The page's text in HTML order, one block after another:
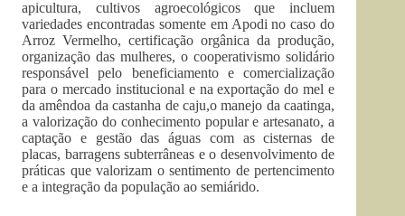
apicultura, cultivos agroecológicos que incluem
variedades encontradas somente em Apodi no caso do
Arroz Vermelho, certificação orgânica da produção,
organização das mulheres, o cooperativismo solidário
responsável pelo beneficiamento e comercialização
para o mercado institucional e na exportação do mel e
da amêndoa da castanha de caju,o manejo da caatinga,
a valorização do conhecimento popular e artesanato, a
captação e gestão das águas com as cisternas de
placas, barragens subterrâneas e o desenvolvimento de
práticas que valorizam o sentimento de pertencimento
e a integração da população ao semiárido.